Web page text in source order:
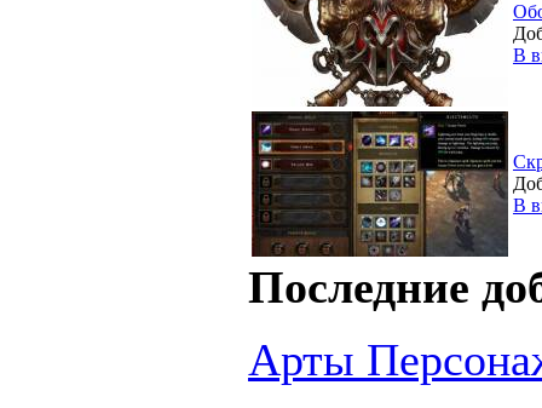
В
В
Последние
Арты